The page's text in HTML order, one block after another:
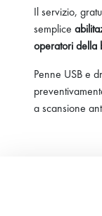
Il servizio,
semplice
operatori della
Penne USB e
a scansione